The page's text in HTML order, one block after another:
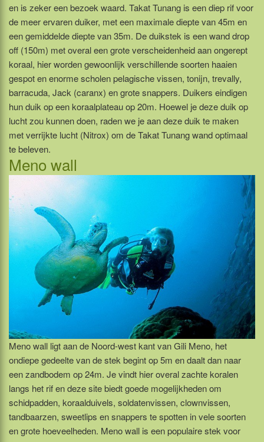
en is zeker een bezoek waard. Takat Tunang is een diep rif voor
de meer ervaren duiker, met een maximale diepte van 45m en
een gemiddelde diepte van 35m. De duikstek is een wand drop
off (150m) met overal een grote verscheidenheid aan ongerept
koraal, hier worden gewoonlijk verschillende soorten haaien
gespot en enorme scholen pelagische vissen, tonijn, trevally,
barracuda, Jack (caranx) en grote snappers. Duikers eindigen
hun duik op een koraalplateau op 20m. Hoewel je deze duik op
lucht zou kunnen doen, raden we je aan deze duik te maken
met verrijkte lucht (Nitrox) om de Takat Tunang wand optimaal
te beleven.
Meno wall
Meno wall ligt aan de Noord-west kant van Gili Meno, het
ondiepe gedeelte van de stek begint op 5m en daalt dan naar
een zandbodem op 24m. Je vindt hier overal zachte koralen
langs het rif en deze site biedt goede mogelijkheden om
schidpadden, koraalduivels, soldatenvissen, clownvissen,
tandbaarzen, sweetlips en snappers te spotten in vele soorten
en grote hoeveelheden. Meno wall is een populaire stek voor